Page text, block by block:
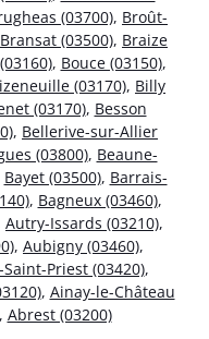
(03700), Broût-
Bransat (03500), Braize
, Bouce (03150),
(03170), Billy
(03170), Besson
, Bellerive-sur-Allier
(03800), Beaune-
Bayet (03500), Barrais-
, Bagneux (03460),
Autry-Issards (03210),
, Aubigny (03460),
Priest (03420),
, Ainay-le-Château
Abrest (03200)